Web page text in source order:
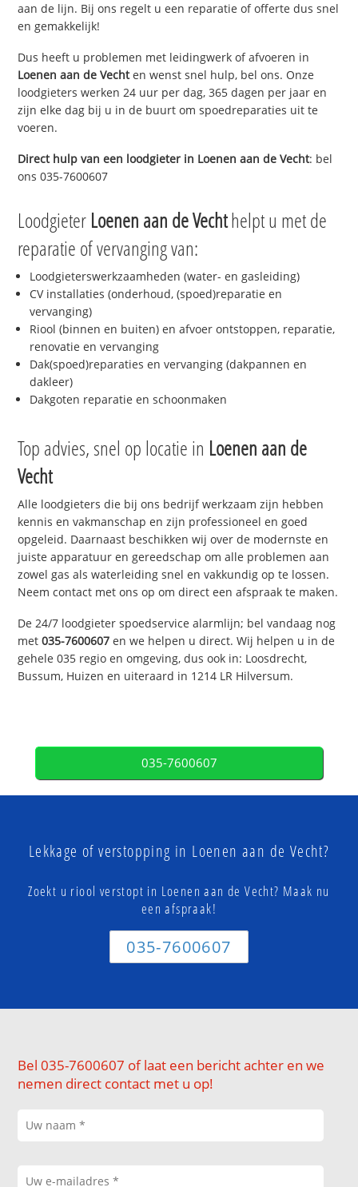
aan de lijn. Bij ons regelt u een reparatie of offerte dus snel
en gemakkelijk!
Dus heeft u problemen met leidingwerk of afvoeren in
Loenen aan de Vechten wenst snel hulp, bel ons. Onze
loodgieters werken 24 uur per dag, 365 dagen per jaar en
zijn elke dag bij u in de buurt om spoedreparaties uit te
voeren.
Direct hulp van een loodgieter in Loenen aan de Vecht: bel
ons 035-7600607
Loodgieter Loenen aan de Vechthelpt u met de
reparatie of vervanging van:
Loodgieterswerkzaamheden (water- en gasleiding)
CV installaties (onderhoud, (spoed)reparatie en
vervanging)
Riool (binnen en buiten) en afvoer ontstoppen, reparatie,
renovatie en vervanging
Dak(spoed)reparaties en vervanging (dakpannen en
dakleer)
Dakgoten reparatie en schoonmaken
Top advies, snel op locatie in Loenen aan de
Vecht
Alle loodgieters die bij ons bedrijf werkzaam zijn hebben
kennis en vakmanschap en zijn professioneel en goed
opgeleid. Daarnaast beschikken wij over de modernste en
juiste apparatuur en gereedschap om alle problemen aan
zowel gas als waterleiding snel en vakkundig op te lossen.
Neem contact met ons op om direct een afspraak te maken.
De 24/7 loodgieter spoedservice alarmlijn; bel vandaag nog
met035-7600607 en we helpen u direct. Wij helpen u in de
gehele 035 regio en omgeving, dus ook in: Loosdrecht,
Bussum, Huizen en uiteraard in 1214 LR Hilversum.
035-7600607
Lekkage of verstopping in Loenen aan de Vecht?
Zoekt u riool verstopt in Loenen aan de Vecht? Maak nu
een afspraak!
035-7600607
Bel 035-7600607 of laat een bericht achter en we
nemen direct contact met u op!